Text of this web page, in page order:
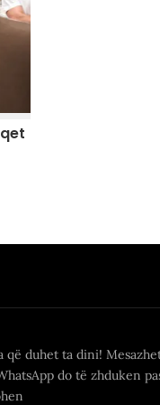
që duhet ta dini!
do të zhduken